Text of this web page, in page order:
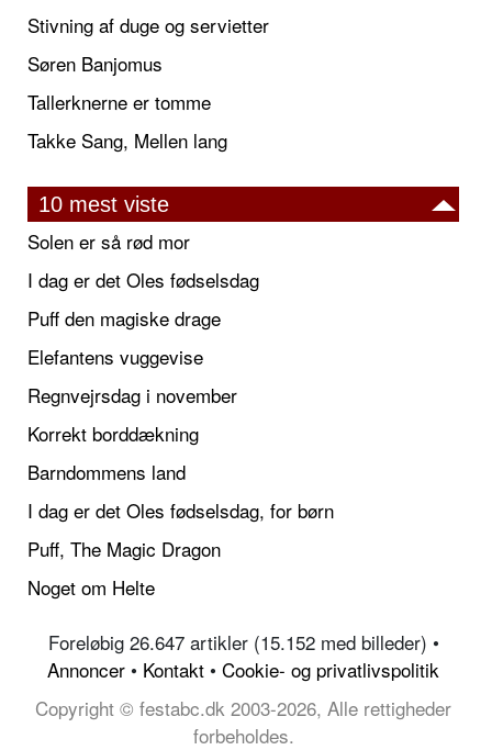
Stivning af duge og servietter
Søren Banjomus
Tallerknerne er tomme
Takke Sang, Mellen lang
10 mest viste
Solen er så rød mor
I dag er det Oles fødselsdag
Puff den magiske drage
Elefantens vuggevise
Regnvejrsdag i november
Korrekt borddækning
Barndommens land
I dag er det Oles fødselsdag, for børn
Puff, The Magic Dragon
Noget om Helte
Foreløbig 26.647 artikler (15.152 med billeder) •
Annoncer • Kontakt • Cookie- og privatlivspolitik
Copyright © festabc.dk 2003-2026, Alle rettigheder
forbeholdes.